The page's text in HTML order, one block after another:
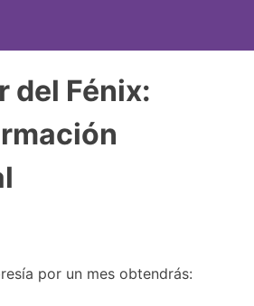
del Fénix:
por un mes obtendrás: